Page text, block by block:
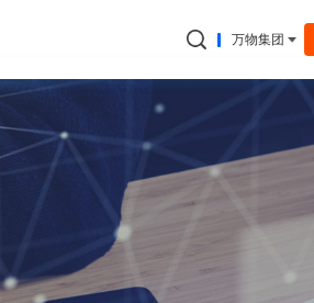
万物集团